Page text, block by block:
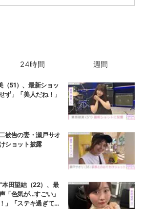
24時間 週間
（51）、最新ショッ
ず」「美人だね！」
被告の妻・瀬戸サオ
ショット披露
本田望結（22）、最
「色気が…すごい」
」「ステキ過ぎて罪